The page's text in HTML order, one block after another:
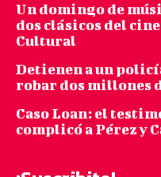
Un domingo de
dos clásicos del
Cultural
Detienen a un
robar dos millones
Caso Loan: el
complicó a Pérez y